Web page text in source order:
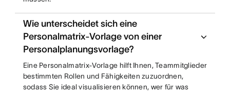
Wie unterscheidet sich eine
Personalmatrix-Vorlage von einer
Personalplanungsvorlage?
Eine Personalmatrix-Vorlage hilft Ihnen, Teammitglieder
bestimmten Rollen und Fähigkeiten zuzuordnen,
sodass Sie ideal visualisieren können, wer für was